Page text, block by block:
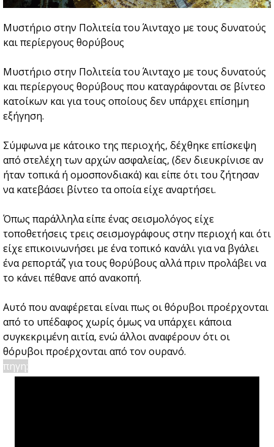
Μυστήριο στην Πολιτεία του Άινταχο με τους δυνατούς
και περίεργους θορύβους
Μυστήριο στην Πολιτεία του Άινταχο με τους δυνατούς
και περίεργους θορύβους που καταγράφονται σε βίντεο
κατοίκων και για τους οποίους δεν υπάρχει επίσημη
εξήγηση.
Σύμφωνα με κάτοικο της περιοχής, δέχθηκε επίσκεψη
από στελέχη των αρχών ασφαλείας, (δεν διευκρίνισε αν
ήταν τοπικά ή ομοσπονδιακά) και είπε ότι του ζήτησαν
να κατεβάσει βίντεο τα οποία είχε αναρτήσει.
Όπως παράλληλα είπε ένας σεισμολόγος είχε
τοποθετήσεις τρεις σεισμογράφους στην περιοχή και ότι
είχε επικοινωνήσει με ένα τοπικό κανάλι για να βγάλει
ένα ρεπορτάζ για τους θορύβους αλλά πριν προλάβει να
το κάνει πέθανε από ανακοπή.
Αυτό που αναφέρεται είναι πως οι θόρυβοι προέρχονται
από το υπέδαφος χωρίς όμως να υπάρχει κάποια
συγκεκριμένη αιτία, ενώ άλλοι αναφέρουν ότι οι
θόρυβοι προέρχονται από τον ουρανό.
πηγη: